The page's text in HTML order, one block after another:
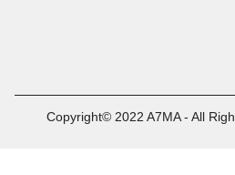
Copyright© 2022 A7MA - All